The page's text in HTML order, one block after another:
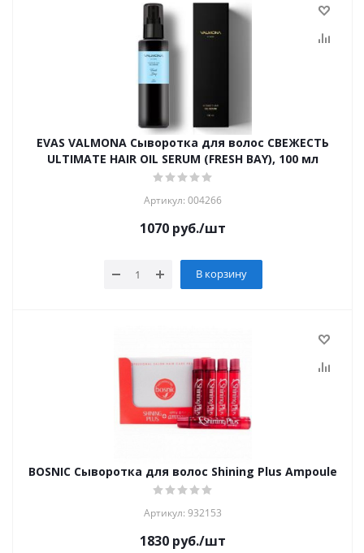
EVAS VALMONA Сыворотка для волос СВЕЖЕСТЬ
ULTIMATE HAIR OIL SERUM (FRESH BAY), 100 мл
Артикул: 004266
1070 руб./шт
В корзину
BOSNIC Сыворотка для волос Shining Plus Ampoule
Артикул: 932153
1830 руб./шт